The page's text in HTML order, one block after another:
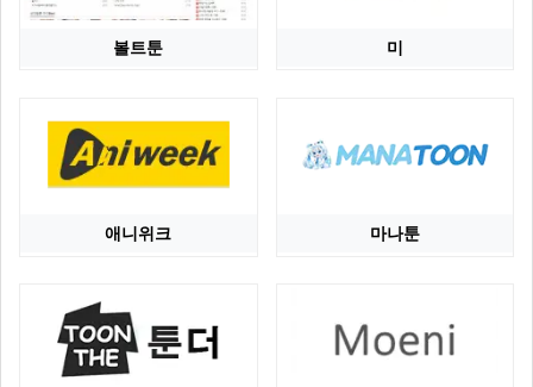
볼트툰 미
애니위크 마나툰